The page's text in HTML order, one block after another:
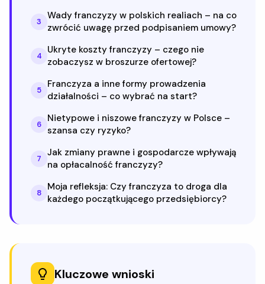
3
Wady franczyzy w polskich realiach – na co
zwrócić uwagę przed podpisaniem umowy?
4
Ukryte koszty franczyzy – czego nie
zobaczysz w broszurze ofertowej?
5
Franczyza a inne formy prowadzenia
działalności – co wybrać na start?
6
Nietypowe i niszowe franczyzy w Polsce –
szansa czy ryzyko?
7
Jak zmiany prawne i gospodarcze wpływają
na opłacalność franczyzy?
8
Moja refleksja: Czy franczyza to droga dla
każdego początkującego przedsiębiorcy?
Kluczowe wnioski